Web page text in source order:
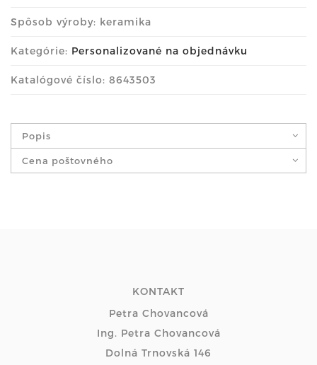
Spôsob výroby: keramika
Kategórie: Personalizované na objednávku
Katalógové číslo: 8643503
Popis
Cena poštovného
KONTAKT
Petra Chovancová
Ing. Petra Chovancová
Dolná Trnovská 146